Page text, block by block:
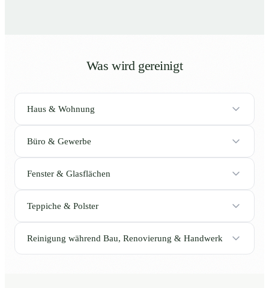
Was wird gereinigt
Haus & Wohnung
Büro & Gewerbe
Fenster & Glasflächen
Teppiche & Polster
Reinigung während Bau, Renovierung & Handwerk